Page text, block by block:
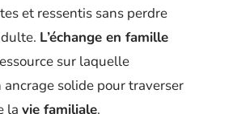
et ressentis sans perdre
L’échange en famille
sur laquelle
ancrage solide pour traverser
la vie familiale.